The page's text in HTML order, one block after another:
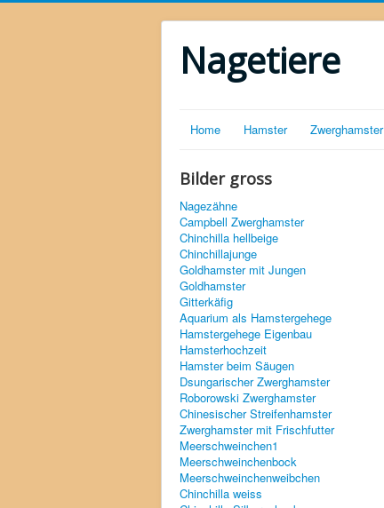
Nagetiere
Home Hamster Zwerghamster
Bilder gross
Nagezähne
Campbell Zwerghamster
Chinchilla hellbeige
Chinchillajunge
Goldhamster mit Jungen
Goldhamster
Gitterkäfig
Aquarium als Hamstergehege
Hamstergehege Eigenbau
Hamsterhochzeit
Hamster beim Säugen
Dsungarischer Zwerghamster
Roborowski Zwerghamster
Chinesischer Streifenhamster
Zwerghamster mit Frischfutter
Meerschweinchen1
Meerschweinchenbock
Meerschweinchenweibchen
Chinchilla weiss